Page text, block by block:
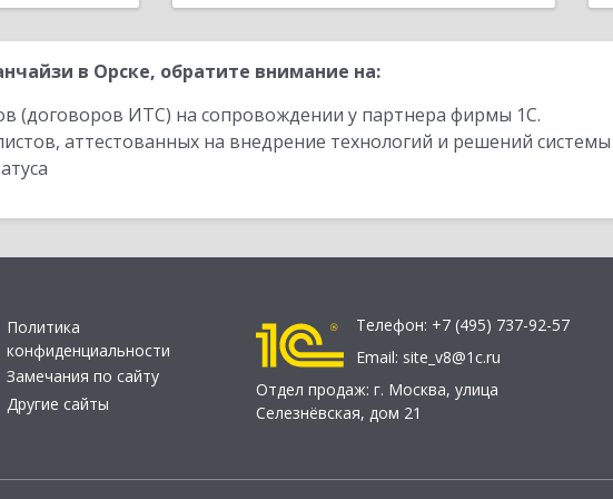
в Орске, обратите внимание на:
(договоров ИТС) на сопровождении у партнера фирмы 1С.
аттестованных на внедрение технологий и решений
Политика
конфиденциальности
Замечания по сайту
Другие сайты
Телефон: +7 (495) 737-92-57
Email: site_v8@1c.ru
Отдел продаж: г. Москва, улица
Селезнёвская, дом 21